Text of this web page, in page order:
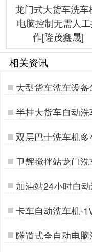
龙门式大货车洗车
电脑控制无需人
作[隆茂鑫晟]
相关资讯
大型货车洗车设
半挂大货车自动
鑫晟]…
双层巴士洗车机
卫辉搅拌站龙门
惠[隆茂鑫晟]…
加油站24小时自
茂鑫晟]…
卡车自动洗车机-
[隆茂鑫晟]…
隧道式全自动电
钱[隆茂鑫晟]…